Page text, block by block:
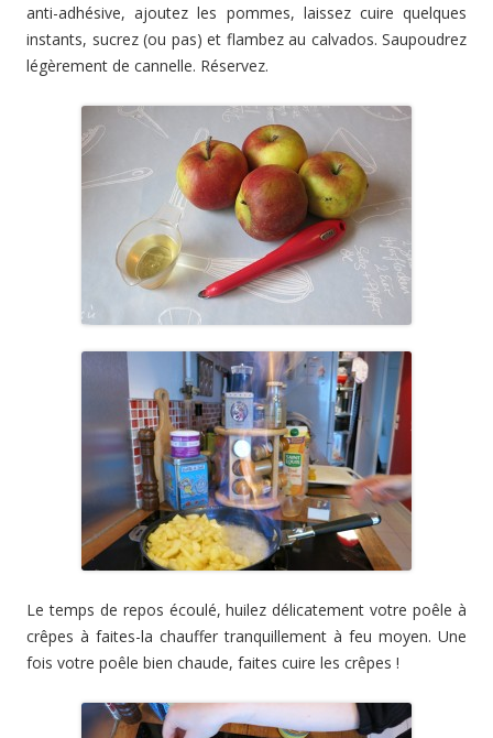
anti-adhésive, ajoutez les pommes, laissez cuire quelques
instants, sucrez (ou pas) et flambez au calvados. Saupoudrez
légèrement de cannelle. Réservez.
Le temps de repos écoulé, huilez délicatement votre poêle à
crêpes à faites-la chauffer tranquillement à feu moyen. Une
fois votre poêle bien chaude, faites cuire les crêpes !